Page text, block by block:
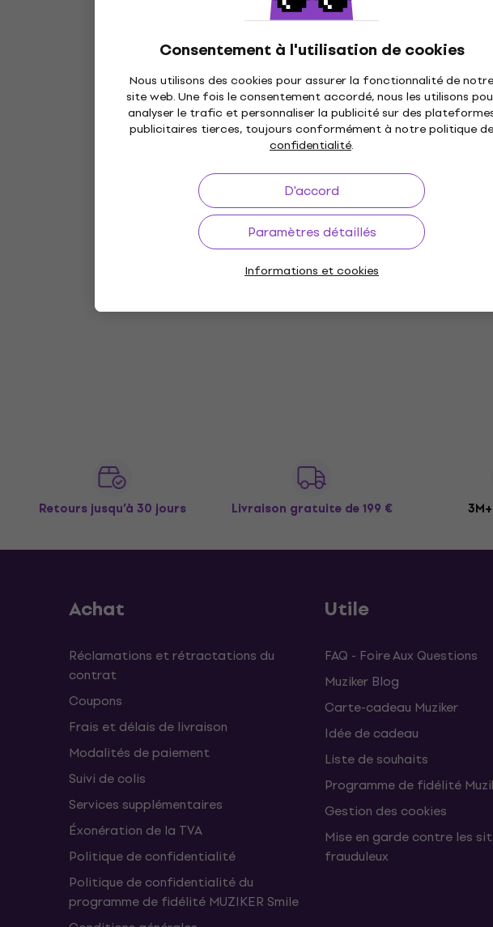
Consentement à l'utilisation de cookies
Nous utilisons des cookies pour assurer la fonctionnalité de notre
site web. Une fois le consentement accordé, nous les utilisons
analyser le trafic et personnaliser la publicité sur des
publicitaires tierces, toujours conformément à notre politique de
confidentialité.
D'accord
Paramètres détaillés
Informations et cookies
Retours jusqu’à 30 jours Livraison gratuite de 199 €
Achat
Réclamations et rétractations du
contrat
Coupons
Frais et délais de livraison
Modalités de paiement
Suivi de colis
Services supplémentaires
Éxonération de la TVA
Politique de confidentialité
Politique de confidentialité du
programme de fidélité MUZIKER Smile
Utile
FAQ - Foire Aux Questions
Muziker Blog
Carte-cadeau Muziker
Idée de cadeau
Liste de souhaits
Programme de fidélité
Gestion des cookies
Mise en garde contre les
frauduleux